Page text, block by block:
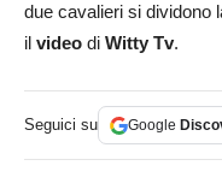
due cavalieri si dividono
il video di Witty Tv.
Seguici su Google